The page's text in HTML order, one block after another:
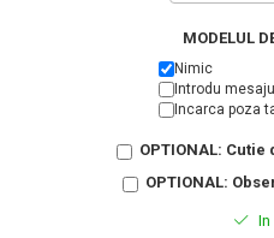
Cadouri pentru parinti deMODELUL
Nimic
Introdu
Incarca poza
OPTIONAL: Cutie
OPTIONAL: